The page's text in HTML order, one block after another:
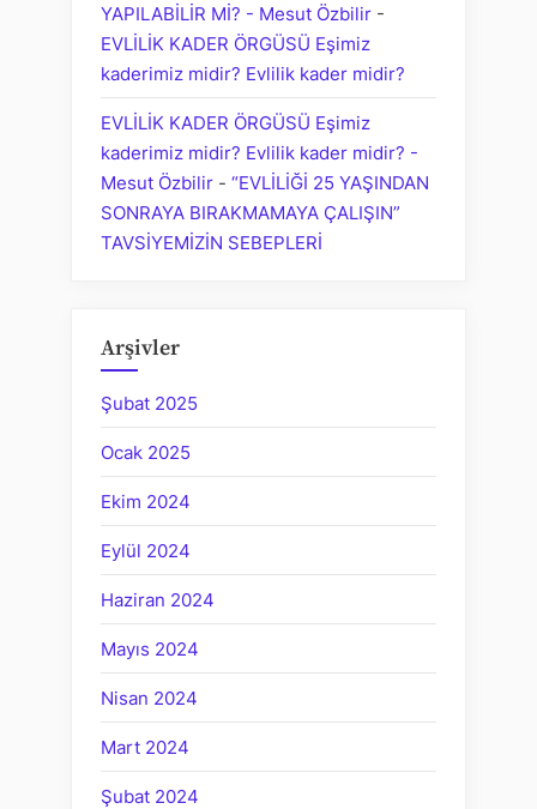
YAPILABİLİR Mİ? - Mesut Özbilir -
EVLİLİK KADER ÖRGÜSÜ Eşimiz
kaderimiz midir? Evlilik kader midir?
EVLİLİK KADER ÖRGÜSÜ Eşimiz
kaderimiz midir? Evlilik kader midir? -
Mesut Özbilir - “EVLİLİĞİ 25 YAŞINDAN
SONRAYA BIRAKMAMAYA ÇALIŞIN”
TAVSİYEMİZİN SEBEPLERİ
Arşivler
Şubat 2025
Ocak 2025
Ekim 2024
Eylül 2024
Haziran 2024
Mayıs 2024
Nisan 2024
Mart 2024
Şubat 2024